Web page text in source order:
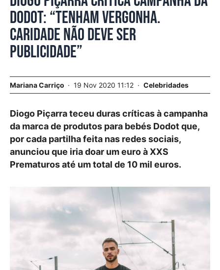
Dodot: “Tenham vergonha.
Caridade não deve ser
publicidade”
Mariana Carriço 19 Nov 2020 11:12 Celebridades
Diogo Piçarra teceu duras críticas à campanha
da marca de produtos para bebés Dodot que,
por cada partilha feita nas redes sociais,
anunciou que iria doar um euro à XXS
Prematuros até um total de 10 mil euros.